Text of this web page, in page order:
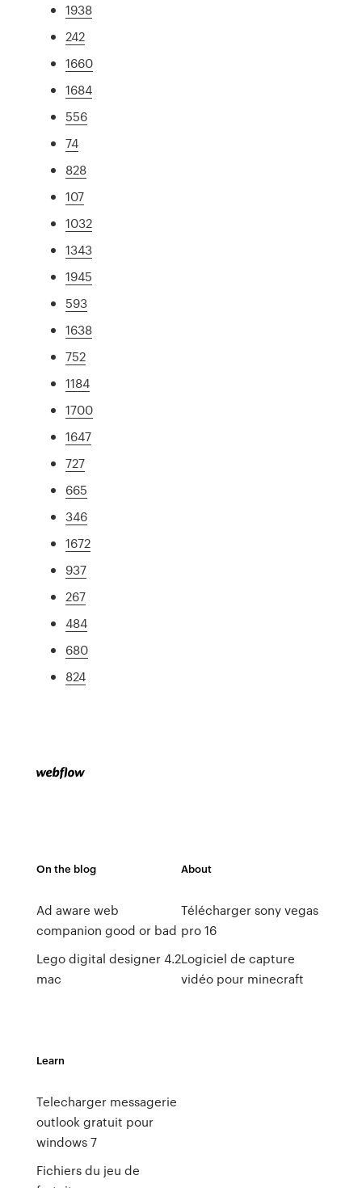
1938
242
1660
1684
556
74
828
107
1032
1343
1945
593
1638
752
1184
1700
1647
727
665
346
1672
937
267
484
680
824
On the blog
Ad aware web
companion good or bad
Lego digital designer 4.2
mac
About
Télécharger sony vegas
pro 16
Logiciel de capture
vidéo pour minecraft
Learn
Telecharger messagerie
outlook gratuit pour
windows 7
Fichiers du jeu de